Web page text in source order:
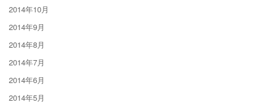
2014年10月
2014年9月
2014年8月
2014年7月
2014年6月
2014年5月